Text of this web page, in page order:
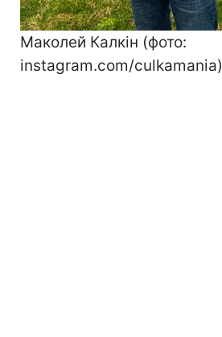
Маколей Калкін (фото:
instagram.com/culkamania)